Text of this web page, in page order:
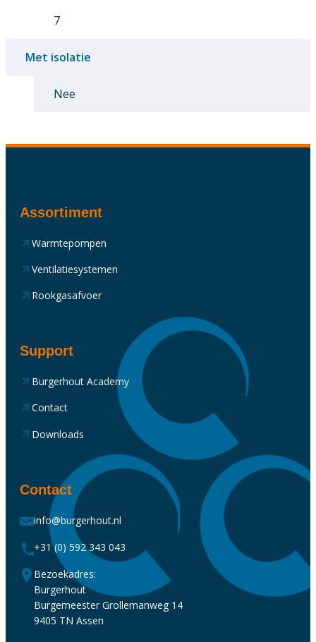
7
Met isolatie
Nee
Assortiment
Warmtepompen
Ventilatiesystemen
Rookgasafvoer
Support
Burgerhout Academy
Contact
Downloads
Contact
info@burgerhout.nl
+31 (0) 592 343 043
Bezoekadres:
Burgerhout
Burgemeester Grollemanweg 14
9405 TN Assen